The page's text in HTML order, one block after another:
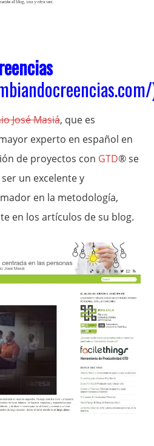
José Masiá, que es
experto en español en
de proyectos con GTD® se
un excelente y
en la metodología,
en los artículos de su blog.